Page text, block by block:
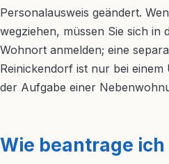
Personalausweis geändert.
wegziehen, müssen Sie sich in
Wohnort anmelden; eine
Reinickendorf ist nur bei
der Aufgabe einer
Wie beantrage